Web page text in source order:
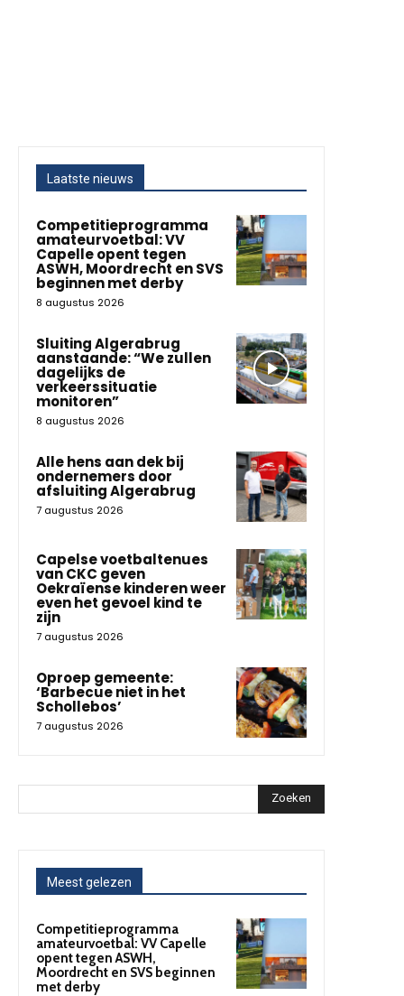
Laatste nieuws
Competitieprogramma
amateurvoetbal: VV
Capelle opent tegen
ASWH, Moordrecht en SVS
beginnen met derby
8 augustus 2026
Sluiting Algerabrug
aanstaande: “We zullen
dagelijks de
verkeerssituatie
monitoren”
8 augustus 2026
Alle hens aan dek bij
ondernemers door
afsluiting Algerabrug
7 augustus 2026
Capelse voetbaltenues
van CKC geven
Oekraïense kinderen weer
even het gevoel kind te
zijn
7 augustus 2026
Oproep gemeente:
‘Barbecue niet in het
Schollebos’
7 augustus 2026
Zoeken
Meest gelezen
Competitieprogramma
amateurvoetbal: VV Capelle
opent tegen ASWH,
Moordrecht en SVS beginnen
met derby